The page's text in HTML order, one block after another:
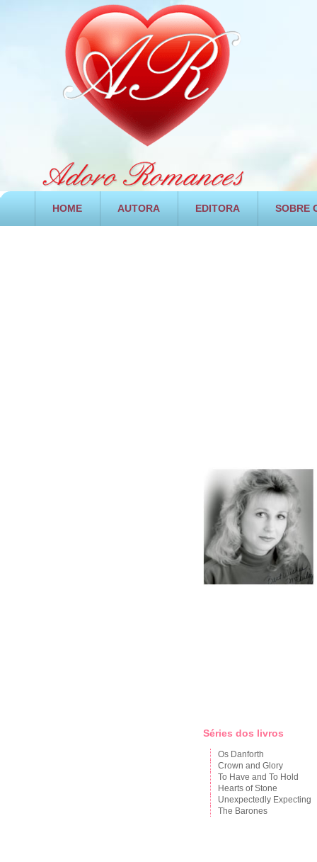
HOME AUTORA EDITORA SOBRE
Séries dos livros
Os Danforth
Crown and Glory
To Have and To Hold
Hearts of Stone
Unexpectedly Expecting
The Barones